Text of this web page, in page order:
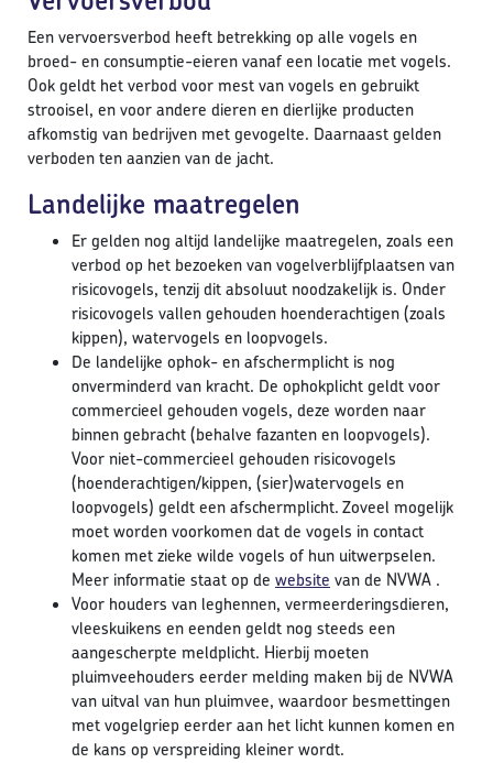
Een vervoersverbod heeft betrekking op alle vogels en
broed- en consumptie-eieren vanaf een locatie met vogels.
Ook geldt het verbod voor mest van vogels en gebruikt
strooisel, en voor andere dieren en dierlijke producten
afkomstig van bedrijven met gevogelte. Daarnaast gelden
verboden ten aanzien van de jacht.
Landelijke maatregelen
Er gelden nog altijd landelijke maatregelen, zoals een
verbod op het bezoeken van vogelverblijfplaatsen van
risicovogels, tenzij dit absoluut noodzakelijk is. Onder
risicovogels vallen gehouden hoenderachtigen (zoals
kippen), watervogels en loopvogels.
De landelijke ophok- en afschermplicht is nog
onverminderd van kracht. De ophokplicht geldt voor
commercieel gehouden vogels, deze worden naar
binnen gebracht (behalve fazanten en loopvogels).
Voor niet-commercieel gehouden risicovogels
(hoenderachtigen/kippen, (sier)watervogels en
loopvogels) geldt een afschermplicht. Zoveel mogelijk
moet worden voorkomen dat de vogels in contact
komen met zieke wilde vogels of hun uitwerpselen.
Meer informatie staat op de website van de NVWA .
Voor houders van leghennen, vermeerderingsdieren,
vleeskuikens en eenden geldt nog steeds een
aangescherpte meldplicht. Hierbij moeten
pluimveehouders eerder melding maken bij de NVWA
van uitval van hun pluimvee, waardoor besmettingen
met vogelgriep eerder aan het licht kunnen komen en
de kans op verspreiding kleiner wordt.